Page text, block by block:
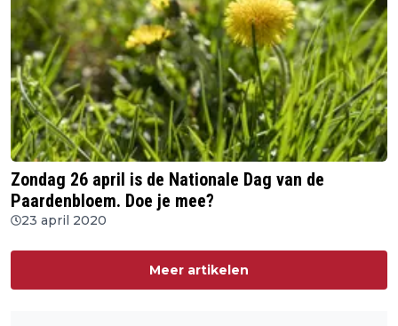
Zondag 26 april is de Nationale Dag van de
Paardenbloem. Doe je mee?
23 april 2020
Meer artikelen